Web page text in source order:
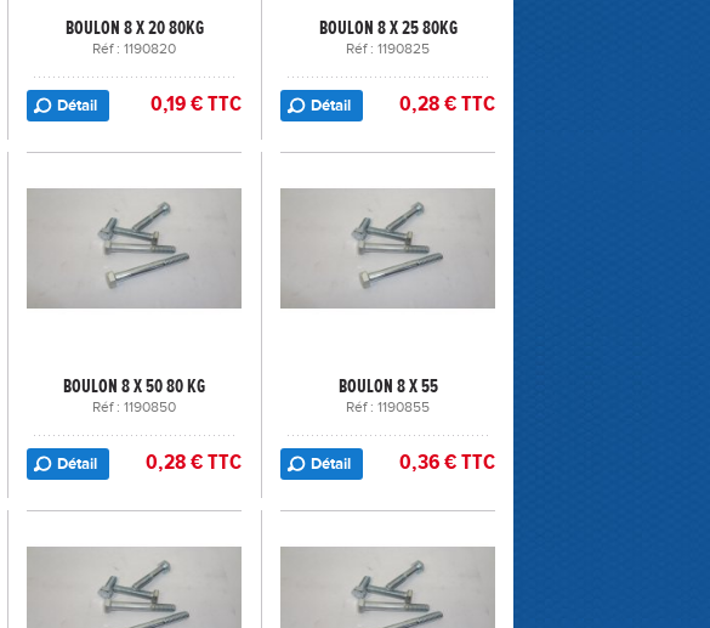
BOULON 8 X 20 80KG
Réf : 1190820
Détail 0,19 € TTC
BOULON 8 X 25 80KG
Réf : 1190825
Détail 0,28 € TTC
BOULON 8 X 50 80 KG
Réf : 1190850
Détail 0,28 € TTC
BOULON 8 X 55
Réf : 1190855
Détail 0,36 € TTC